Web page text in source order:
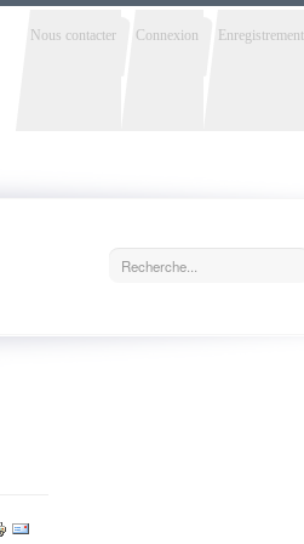
Nous contacter Connexion Enregistrement